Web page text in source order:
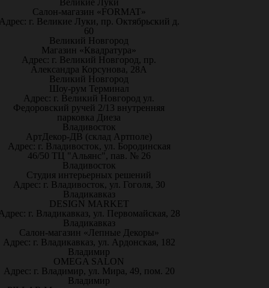
Великие Луки
Салон-магазин «FORMAT»
г. Великие Луки, пр. Октябрьский д.
60
Великий Новгород
Магазин «Квадратура»
Адрес: г. Великий Новгород, пр.
Александра Корсунова, 28А
Великий Новгород
Шоу-рум Терминал
Адрес: г. Великий Новгород ул.
Федоровский ручей 2/13 внутренняя
парковка Диеза
Владивосток
АртДекор-ДВ (склад Артполе)
Адрес: г. Владивосток, ул. Бородинская
46/50 ТЦ "Альянс", пав. № 26
Владивосток
Студия интерьерных решений
Адрес: г. Владивосток, ул. Гоголя, 30
Владикавказ
DESIGN MARKET
г. Владикавказ, ул. Первомайская, 28
Владикавказ
Салон-магазин «Лепные Декоры»
Адрес: г. Владикавказ, ул. Ардонская, 182
Владимир
OMEGA SALON
Адрес: г. Владимир, ул. Мира, 49, пом. 20
Владимир